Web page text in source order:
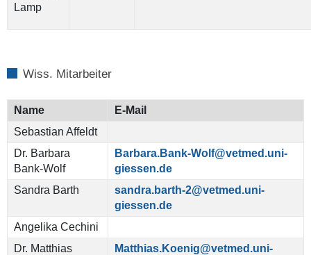
Lamp
Wiss. Mitarbeiter
Name
E-Mail
Sebastian Affeldt
Dr. Barbara
Bank-Wolf
Barbara.Bank-Wolf@vetmed.uni-
giessen.de
Sandra Barth
sandra.barth-2@vetmed.uni-
giessen.de
Angelika Cechini
Dr. Matthias
Matthias.Koenig@vetmed.uni-